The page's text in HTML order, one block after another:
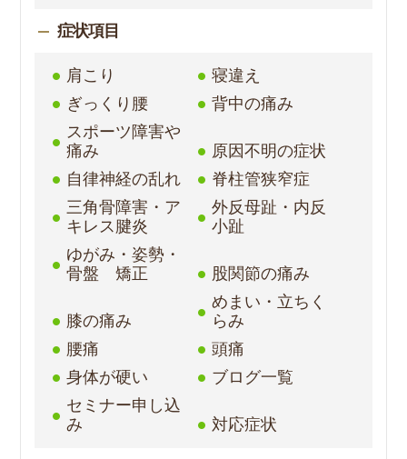
症状項目
肩こり
寝違え
ぎっくり腰
背中の痛み
スポーツ障害や
痛み
原因不明の症状
自律神経の乱れ
脊柱管狭窄症
三角骨障害・ア
キレス腱炎
外反母趾・内反
小趾
ゆがみ・姿勢・
骨盤 矯正
股関節の痛み
膝の痛み
めまい・立ちく
らみ
腰痛
頭痛
身体が硬い
ブログ一覧
セミナー申し込
み
対応症状